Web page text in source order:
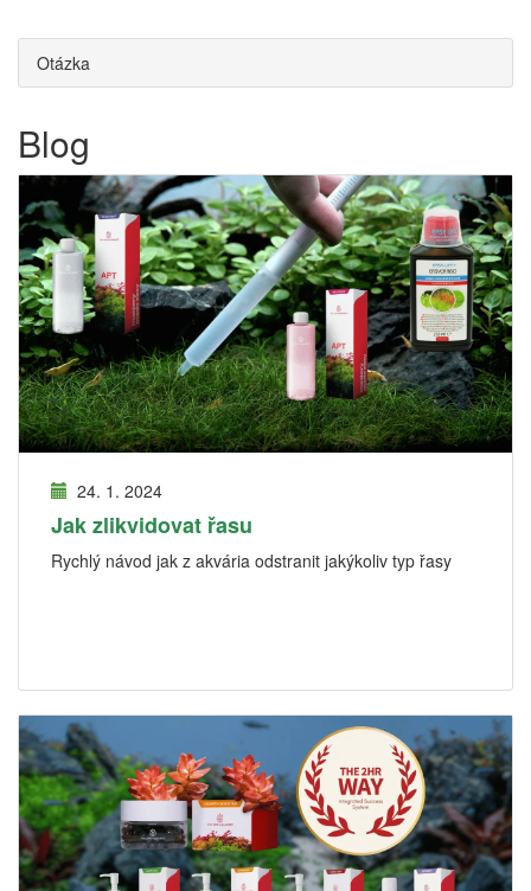
Otázka
Blog
24. 1. 2024
Jak zlikvidovat řasu
Rychlý návod jak z akvária odstranit jakýkoliv typ řasy